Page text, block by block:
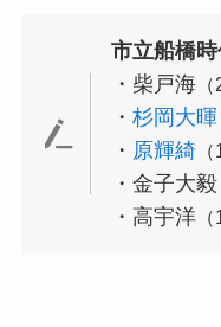
市立船橋
・柴戸海
・杉岡大暉
・ 原輝綺
・金子大毅
・高宇洋